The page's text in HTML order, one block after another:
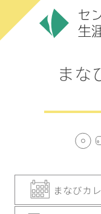
まな
まなびカ